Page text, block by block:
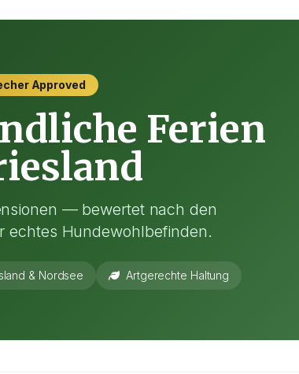
Approved
Ferien
— bewertet nach den
echtes Hundewohlbefinden.
& Nordsee Artgerechte Haltung